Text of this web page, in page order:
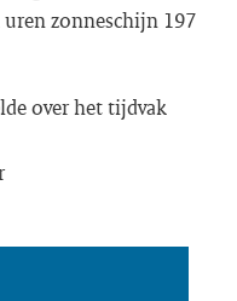
zonneschijn 197
over het tijdvak